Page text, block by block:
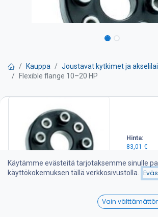
Hinta:
83,01 €
Kauppa
Joustavat kytkimet ja
Flexible flange 10–20 HP
Flexible flange 10–20 HP
Joustava akselikytkin, FC 01.140- tehon kesto
Joustava akselikytkin asennetaan
akselin väliin vaimentamaan moottorista ja
aiheuttavia värähtelyjä. Samalla se suojaa
suojelee voimansiirtolinjan kalliimpia osia
ensimmäisenä, kuitenkin vasta vaarallisen
Käytämme evästeitä tarjotaksemme sinulle
käyttökokemuksen tällä verkkosivustolla.
Vain